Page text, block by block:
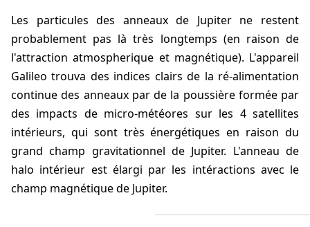
Les particules des anneaux de Jupiter ne restent
probablement pas là très longtemps (en raison de
l'attraction atmospherique et magnétique). L'appareil
Galileo trouva des indices clairs de la ré-alimentation
continue des anneaux par de la poussière formée par
des impacts de micro-météores sur les 4 satellites
intérieurs, qui sont très énergétiques en raison du
grand champ gravitationnel de Jupiter. L'anneau de
halo intérieur est élargi par les intéractions avec le
champ magnétique de Jupiter.